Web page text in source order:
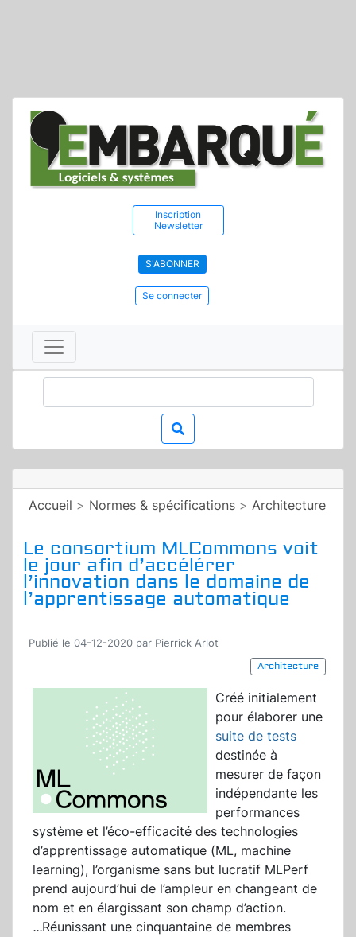
Inscription
Newsletter
S'ABONNER
Se connecter
Accueil > Normes & spécifications > Architecture
Le consortium MLCommons voit
le jour afin d’accélérer
l’innovation dans le domaine de
l’apprentissage automatique
Publié le 04-12-2020 par Pierrick Arlot
Architecture
Créé initialement
pour élaborer une
suite de tests
destinée à
mesurer de façon
indépendante les
performances
système et l’éco-efficacité des technologies
d’apprentissage automatique (ML, machine
learning), l’organisme sans but lucratif MLPerf
prend aujourd’hui de l’ampleur en changeant de
nom et en élargissant son champ d’action.
...Réunissant une cinquantaine de membres